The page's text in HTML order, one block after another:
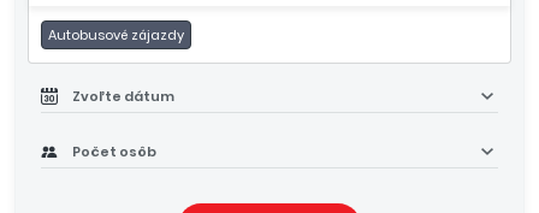
Autobusové zájazdy
Zvoľte dátum
Počet osôb